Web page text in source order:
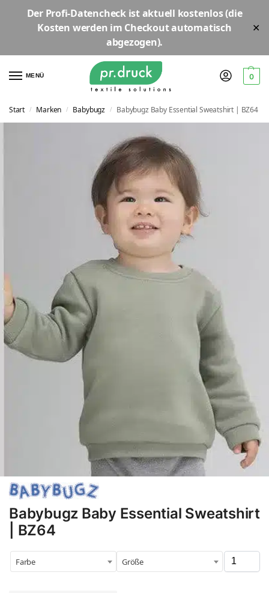
Der Profi-Datencheckist aktuell kostenlos(die
Kosten werden im Checkout automatisch
abgezogen).
✕
MENÜ 0
Start / Marken / Babybugz / Babybugz Baby Essential Sweatshirt | BZ64
Babybugz Baby Essential Sweatshirt
| BZ64
Farbe Größe